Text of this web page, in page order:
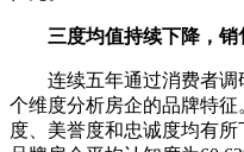
三度均值持续下降，销
连续五年通过消费者调
个维度分析房企的品牌特征
度、美誉度和忠诚度均有